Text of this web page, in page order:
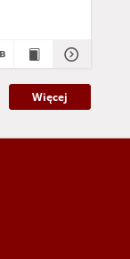
Więcej